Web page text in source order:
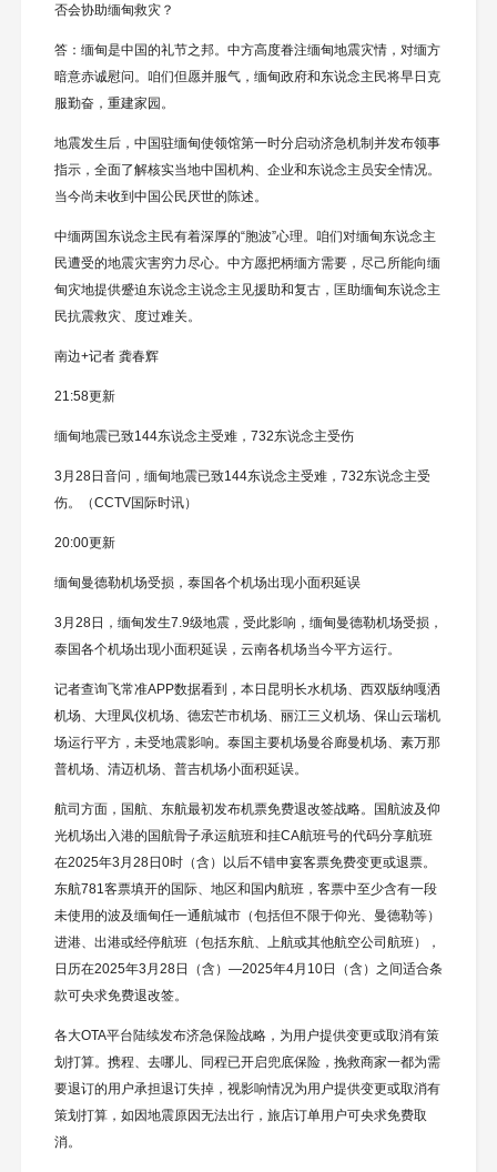
否会协助缅甸救灾？
答：缅甸是中国的礼节之邦。中方高度眷注缅甸地震灾情，对缅方
暗意赤诚慰问。咱们但愿并服气，缅甸政府和东说念主民将早日克
服勤奋，重建家园。
地震发生后，中国驻缅甸使领馆第一时分启动济急机制并发布领事
指示，全面了解核实当地中国机构、企业和东说念主员安全情况。
当今尚未收到中国公民厌世的陈述。
中缅两国东说念主民有着深厚的“胞波”心理。咱们对缅甸东说念主
民遭受的地震灾害穷力尽心。中方愿把柄缅方需要，尽己所能向缅
甸灾地提供蹙迫东说念主说念主见援助和复古，匡助缅甸东说念主
民抗震救灾、度过难关。
南边+记者 龚春辉
21:58更新
缅甸地震已致144东说念主受难，732东说念主受伤
3月28日音问，缅甸地震已致144东说念主受难，732东说念主受
伤。（CCTV国际时讯）
20:00更新
缅甸曼德勒机场受损，泰国各个机场出现小面积延误
3月28日，缅甸发生7.9级地震，受此影响，缅甸曼德勒机场受损，
泰国各个机场出现小面积延误，云南各机场当今平方运行。
记者查询飞常准APP数据看到，本日昆明长水机场、西双版纳嘎洒
机场、大理凤仪机场、德宏芒市机场、丽江三义机场、保山云瑞机
场运行平方，未受地震影响。泰国主要机场曼谷廊曼机场、素万那
普机场、清迈机场、普吉机场小面积延误。
航司方面，国航、东航最初发布机票免费退改签战略。国航波及仰
光机场出入港的国航骨子承运航班和挂CA航班号的代码分享航班
在2025年3月28日0时（含）以后不错申宴客票免费变更或退票。
东航781客票填开的国际、地区和国内航班，客票中至少含有一段
未使用的波及缅甸任一通航城市（包括但不限于仰光、曼德勒等）
进港、出港或经停航班（包括东航、上航或其他航空公司航班），
日历在2025年3月28日（含）—2025年4月10日（含）之间适合条
款可央求免费退改签。
各大OTA平台陆续发布济急保险战略，为用户提供变更或取消有策
划打算。携程、去哪儿、同程已开启兜底保险，挽救商家一都为需
要退订的用户承担退订失掉，视影响情况为用户提供变更或取消有
策划打算，如因地震原因无法出行，旅店订单用户可央求免费取
消。